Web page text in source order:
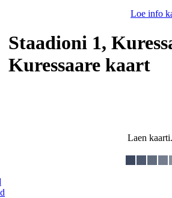
Loe info
Staadioni 1,
Kuressaare kaart
Laen